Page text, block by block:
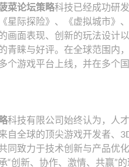
菜论坛策略科技已经成功研
星际探险》、《虚拟城市》
画面表现、创新的玩法设计
青睐与好评。在全球范围内，
个游戏平台上线，并在多个
科技有限公司始终认为，人
自全球的顶尖游戏开发者、
同致力于技术创新与产品优
“创新、协作、激情、共赢”